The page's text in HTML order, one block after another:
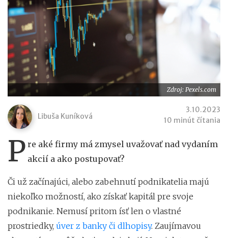
Zdroj: Pexels.com
Libuša Kuníková
3.10.2023
10 minút čítania
P re aké firmy má zmysel uvažovať nad vydaním
akcií a ako postupovať?
Či už začínajúci, alebo zabehnutí podnikatelia majú
niekoľko možností, ako získať kapitál pre svoje
podnikanie. Nemusí pritom ísť len o vlastné
prostriedky, úver z banky či dlhopisy. Zaujímavou